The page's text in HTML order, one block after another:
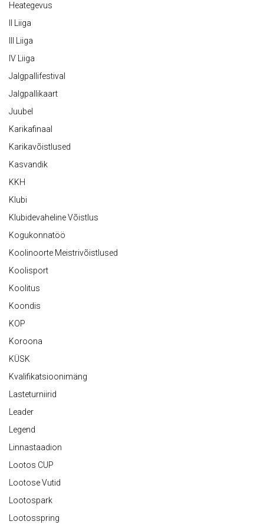
Heategevus
II Liiga
III Liiga
IV Liiga
Jalgpallifestival
Jalgpallikaart
Juubel
Karikafinaal
Karikavõistlused
Kasvandik
KKH
Klubi
Klubidevaheline Võistlus
Kogukonnatöö
Koolinoorte Meistrivõistlused
Koolisport
Koolitus
Koondis
KOP
Koroona
KÜSK
Kvalifikatsioonimäng
Lasteturniirid
Leader
Legend
Linnastaadion
Lootos CUP
Lootose Vutid
Lootospark
Lootosspring